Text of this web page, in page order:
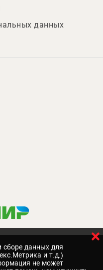
данных
сборе данных для
и т.д.)
не может